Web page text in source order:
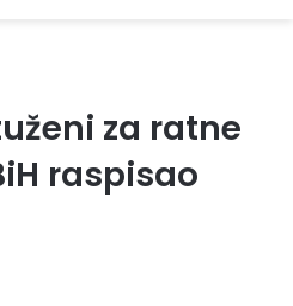
za ratne
raspisao